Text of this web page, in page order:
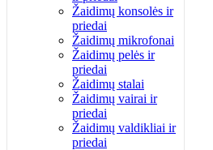
Žaidimų konsolės ir
priedai
Žaidimų mikrofonai
Žaidimų pelės ir
priedai
Žaidimų stalai
Žaidimų vairai ir
priedai
Žaidimų valdikliai ir
priedai